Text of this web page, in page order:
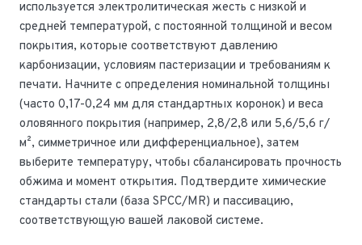
используется электролитическая жесть с низкой и
средней температурой, с постоянной толщиной и весом
покрытия, которые соответствуют давлению
карбонизации, условиям пастеризации и требованиям к
печати. Начните с определения номинальной толщины
(часто 0,17-0,24 мм для стандартных коронок) и веса
оловянного покрытия (например, 2,8/2,8 или 5,6/5,6 г/
м², симметричное или дифференциальное), затем
выберите температуру, чтобы сбалансировать прочность
обжима и момент открытия. Подтвердите химические
стандарты стали (база SPCC/MR) и пассивацию,
соответствующую вашей лаковой системе.